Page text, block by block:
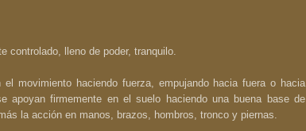
controlado, lleno de poder, tranquilo.
el movimiento haciendo fuerza, empujando hacia fuera o hacia
apoyan firmemente en el suelo haciendo una buena base de
la acción en manos, brazos, hombros, tronco y piernas.